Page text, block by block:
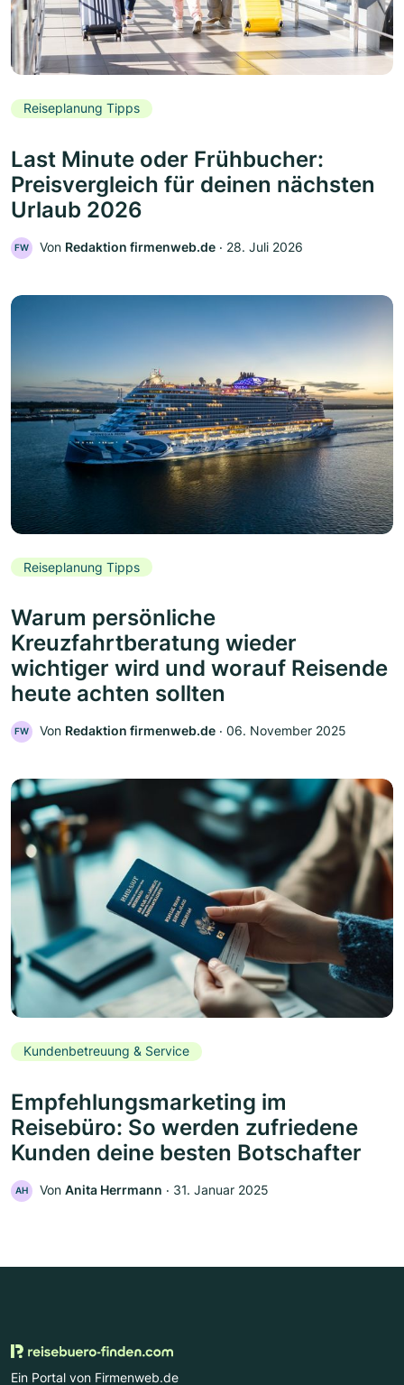
Reiseplanung Tipps
Last Minute oder Frühbucher:
Preisvergleich für deinen nächsten
Urlaub 2026
FW Von Redaktion firmenweb.de ‧ 28. Juli 2026
Reiseplanung Tipps
Warum persönliche
Kreuzfahrtberatung wieder
wichtiger wird und worauf Reisende
heute achten sollten
FW Von Redaktion firmenweb.de ‧ 06. November 2025
Kundenbetreuung & Service
Empfehlungsmarketing im
Reisebüro: So werden zufriedene
Kunden deine besten Botschafter
AH Von Anita Herrmann ‧ 31. Januar 2025
Ein Portal von Firmenweb.de